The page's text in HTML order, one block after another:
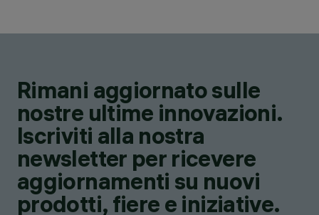
Rimani aggiornato sulle
nostre ultime innovazioni.
Iscriviti alla nostra
newsletter per ricevere
aggiornamenti su nuovi
prodotti, fiere e iniziative.